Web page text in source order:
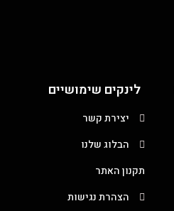
לינקים שימושיים
יצירת קשר
הבלוג שלנו
תקנון האתר
הצהרת נגישות